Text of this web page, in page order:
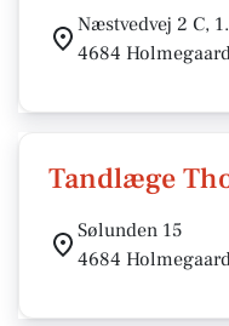
Næstvedvej 2 C,
4684
Tandlæge
Sølunden 15
4684